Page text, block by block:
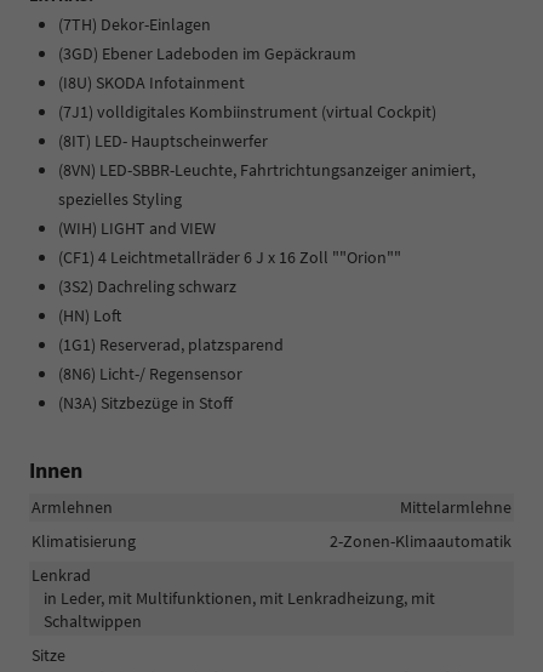
(7TH) Dekor-Einlagen
(3GD) Ebener Ladeboden im Gepäckraum
(I8U) SKODA Infotainment
(7J1) volldigitales Kombiinstrument (virtual Cockpit)
(8IT) LED- Hauptscheinwerfer
(8VN) LED-SBBR-Leuchte, Fahrtrichtungsanzeiger animiert,
spezielles Styling
(WIH) LIGHT and VIEW
(CF1) 4 Leichtmetallräder 6 J x 16 Zoll ""Orion""
(3S2) Dachreling schwarz
(HN) Loft
(1G1) Reserverad, platzsparend
(8N6) Licht-/ Regensensor
(N3A) Sitzbezüge in Stoff
Innen
Armlehnen
Mittelarmlehne
Klimatisierung
2-Zonen-Klimaautomatik
Lenkrad
in Leder, mit Multifunktionen, mit Lenkradheizung, mit
Schaltwippen
Sitze